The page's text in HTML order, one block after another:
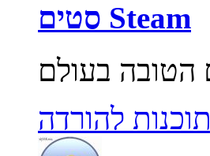
סטים Steam
תוכנות להורדה